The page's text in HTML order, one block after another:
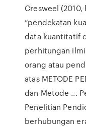
Cresweel (2010,
“pendekatan
data kuantitatif
perhitungan
orang atau
atas METODE
dan Metode ...
Penelitian
berhubungan